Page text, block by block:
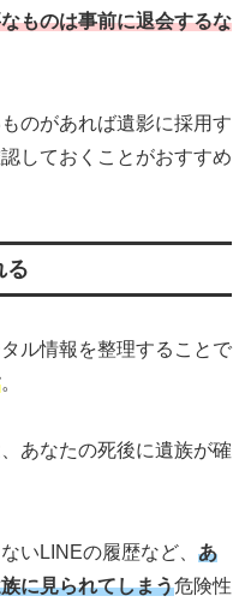
ものは事前に退会するな
のがあれば遺影に採用す
しておくことがおすすめ
る
ル情報を整理することで
。
あなたの死後に遺族が確
いLINEの履歴など、 あ
に見られてしまう危険性